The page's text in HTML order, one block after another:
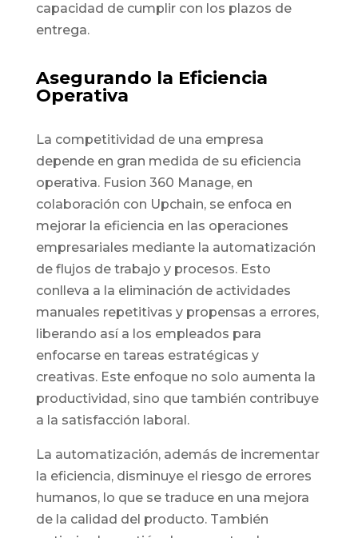
capacidad de cumplir con los plazos de
entrega.
Asegurando la Eficiencia
Operativa
La competitividad de una empresa
depende en gran medida de su eficiencia
operativa. Fusion 360 Manage, en
colaboración con Upchain, se enfoca en
mejorar la eficiencia en las operaciones
empresariales mediante la automatización
de flujos de trabajo y procesos. Esto
conlleva a la eliminación de actividades
manuales repetitivas y propensas a errores,
liberando así a los empleados para
enfocarse en tareas estratégicas y
creativas. Este enfoque no solo aumenta la
productividad, sino que también contribuye
a la satisfacción laboral.
La automatización, además de incrementar
la eficiencia, disminuye el riesgo de errores
humanos, lo que se traduce en una mejora
de la calidad del producto. También